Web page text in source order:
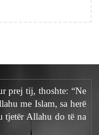
prej tij, thoshte: “Ne
me Islam, sa herë
tjetër Allahu do të na